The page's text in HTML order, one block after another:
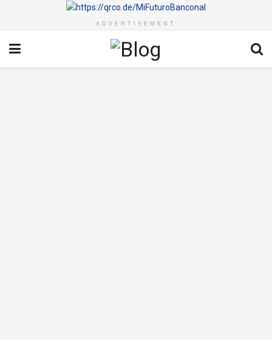
ADVERTISEMENT